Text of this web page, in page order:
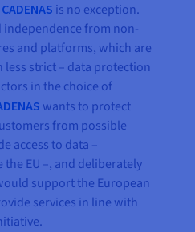
CADENAS is no exception.
independence from non-
and platforms, which are
strict – data protection
in the choice of
wants to protect
from possible
access to data –
EU –, and deliberately
support the European
services in line with